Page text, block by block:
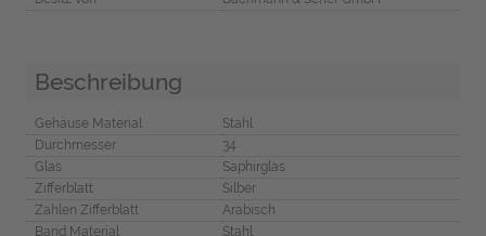
Beschreibung
Gehäuse Material
Stahl
Durchmesser
34
Glas
Saphirglas
Zifferblatt
Silber
Zahlen Zifferblatt
Arabisch
Band Material
Stahl